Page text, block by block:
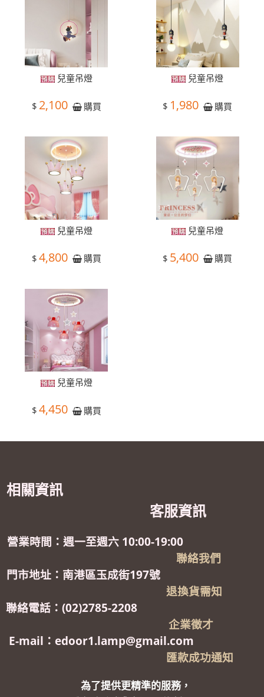
兒童吊燈
$ 2,100 購買
兒童吊燈
$ 1,980 購買
兒童吊燈
$ 4,800 購買
兒童吊燈
$ 5,400 購買
兒童吊燈
$ 4,450 購買
相關資訊
客服資訊
營業時間：週一至週六 10:00-19:00
聯絡我們
門市地址：南港區玉成街197號
退換貨需知
聯絡電話：(02)2785-2208
企業徵才
E-mail：edoor1.lamp@gmail.com
匯款成功通知
為了提供更精準的服務，